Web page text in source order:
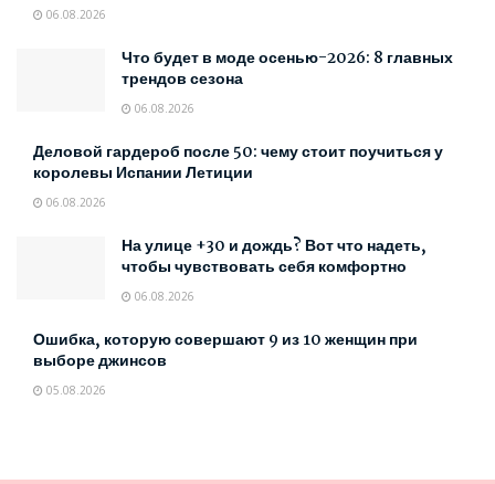
06.08.2026
Что будет в моде осенью-2026: 8 главных
трендов сезона
06.08.2026
Деловой гардероб после 50: чему стоит поучиться у
королевы Испании Летиции
06.08.2026
На улице +30 и дождь? Вот что надеть,
чтобы чувствовать себя комфортно
06.08.2026
Ошибка, которую совершают 9 из 10 женщин при
выборе джинсов
05.08.2026